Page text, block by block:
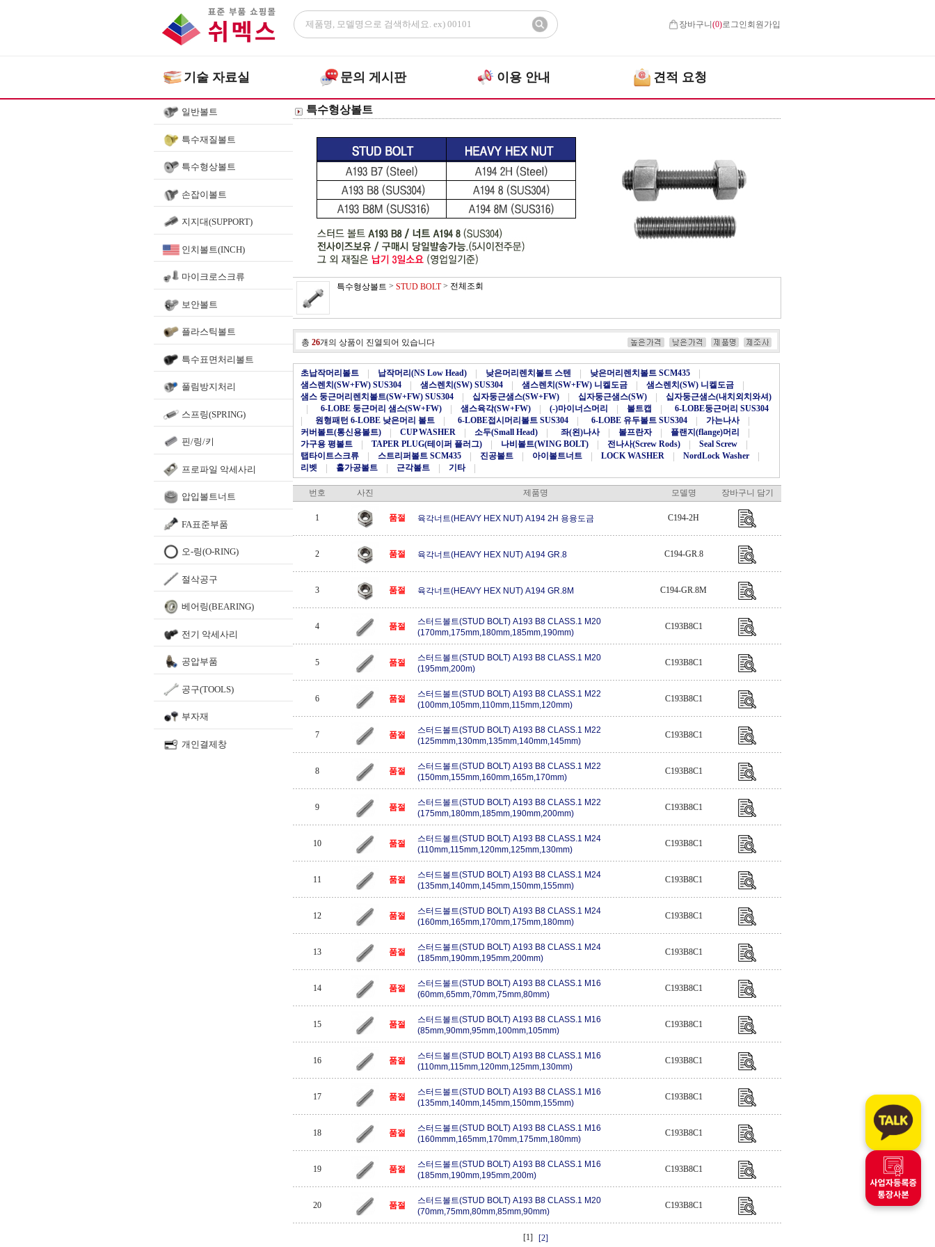
장바구니(0)로그인 회원가입
기술 자료실 문의 게시판 이용 안내 견적 요청
일반볼트
특수재질볼트
특수형상볼트
손잡이볼트
지지대(SUPPORT)
인치볼트(INCH)
마이크로스크류
보안볼트
플라스틱볼트
특수표면처리볼트
풀림방지처리
스프링(SPRING)
핀/링/키
프로파일 악세사리
압입볼트너트
FA표준부품
오-링(O-RING)
절삭공구
베어링(BEARING)
전기 악세사리
공압부품
공구(TOOLS)
부자재
개인결제창
특수형상볼트
특수형상볼트 > STUD BOLT> 전체조회
총 26개의 상품이 진열되어 있습니다
초납작머리볼트 납작머리(NS Low Head) 낮은머리렌치볼트 스텐 낮은머리렌치볼트 SCM435
샘스렌치(SW+FW) SUS304 샘스렌치(SW) SUS304 샘스렌치(SW+FW) 니켈도금 샘스렌치(SW) 니켈도금
샘스 둥근머리렌치볼트(SW+FW) SUS304 십자둥근샘스(SW+FW) 십자둥근샘스(SW) 십자둥근샘스(내치외치와셔)
6-LOBE 둥근머리 샘스(SW+FW) 샘스육각(SW+FW) (-)마이너스머리 볼트캡 6-LOBE둥근머리 SUS304
원형패턴 6-LOBE 낮은머리 볼트 6-LOBE접시머리볼트 SUS304 6-LOBE 유두볼트 SUS304 가는나사
커버볼트(통신용볼트) CUP WASHER 소두(Small Head) 좌(왼)나사 볼프란자 플랜지(flange)머리
가구용 평볼트 TAPER PLUG(테이퍼 플러그) 나비볼트(WING BOLT) 전나사(Screw Rods) Seal Screw
탭타이트스크류 스트리퍼볼트 SCM435 진공볼트 아이볼트너트 LOCK WASHER NordLock Washer
리벳 홀가공볼트 근각볼트 기타
번호 사진 제품명 모델명 장바구니 담기
1 품절 육각너트(HEAVY HEX NUT) A194 2H 용융도금 C194-2H
2 품절 육각너트(HEAVY HEX NUT) A194 GR.8 C194-GR.8
3 품절 육각너트(HEAVY HEX NUT) A194 GR.8M C194-GR.8M
4 품절
스터드볼트(STUD BOLT) A193 B8 CLASS.1 M20
(170mm,175mm,180mm,185mm,190mm)
C193B8C1
5 품절
스터드볼트(STUD BOLT) A193 B8 CLASS.1 M20
(195mm,200m)
C193B8C1
6 품절
스터드볼트(STUD BOLT) A193 B8 CLASS.1 M22
(100mm,105mm,110mm,115mm,120mm)
C193B8C1
7 품절
스터드볼트(STUD BOLT) A193 B8 CLASS.1 M22
(125mmm,130mm,135mm,140mm,145mm)
C193B8C1
8 품절
스터드볼트(STUD BOLT) A193 B8 CLASS.1 M22
(150mm,155mm,160mm,165m,170mm)
C193B8C1
9 품절
스터드볼트(STUD BOLT) A193 B8 CLASS.1 M22
(175mm,180mm,185mm,190mm,200mm)
C193B8C1
10 품절
스터드볼트(STUD BOLT) A193 B8 CLASS.1 M24
(110mm,115mm,120mm,125mm,130mm)
C193B8C1
11 품절
스터드볼트(STUD BOLT) A193 B8 CLASS.1 M24
(135mm,140mm,145mm,150mm,155mm)
C193B8C1
12 품절
스터드볼트(STUD BOLT) A193 B8 CLASS.1 M24
(160mm,165mm,170mm,175mm,180mm)
C193B8C1
13 품절
스터드볼트(STUD BOLT) A193 B8 CLASS.1 M24
(185mm,190mm,195mm,200mm)
C193B8C1
14 품절
스터드볼트(STUD BOLT) A193 B8 CLASS.1 M16
(60mm,65mm,70mm,75mm,80mm)
C193B8C1
15 품절
스터드볼트(STUD BOLT) A193 B8 CLASS.1 M16
(85mm,90mm,95mm,100mm,105mm)
C193B8C1
16 품절
스터드볼트(STUD BOLT) A193 B8 CLASS.1 M16
(110mm,115mm,120mm,125mm,130mm)
C193B8C1
17 품절
스터드볼트(STUD BOLT) A193 B8 CLASS.1 M16
(135mm,140mm,145mm,150mm,155mm)
C193B8C1
18 품절
스터드볼트(STUD BOLT) A193 B8 CLASS.1 M16
(160mmm,165mm,170mm,175mm,180mm)
C193B8C1
19 품절
스터드볼트(STUD BOLT) A193 B8 CLASS.1 M16
(185mm,190mm,195mm,200m)
C193B8C1
20 품절
스터드볼트(STUD BOLT) A193 B8 CLASS.1 M20
(70mm,75mm,80mm,85mm,90mm)
C193B8C1
[1] [2]